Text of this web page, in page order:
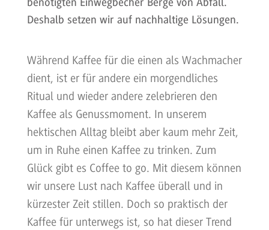
Deshalb setzen wir auf nachhaltige Lösungen.
Während Kaffee für die einen als Wachmacher
dient, ist er für andere ein morgendliches
Ritual und wieder andere zelebrieren den
Kaffee als Genussmoment. In unserem
hektischen Alltag bleibt aber kaum mehr Zeit,
um in Ruhe einen Kaffee zu trinken. Zum
Glück gibt es Coffee to go. Mit diesem können
wir unsere Lust nach Kaffee überall und in
kürzester Zeit stillen. Doch so praktisch der
Kaffee für unterwegs ist, so hat dieser Trend